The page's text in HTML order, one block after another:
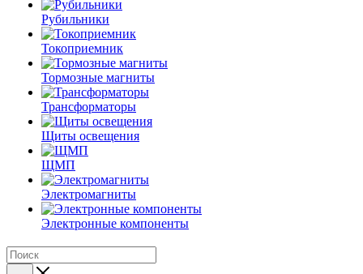
Рубильники
Токоприемник
Тормозные магниты
Трансформаторы
Щиты освещения
ЩМП
Электромагниты
Электронные компоненты